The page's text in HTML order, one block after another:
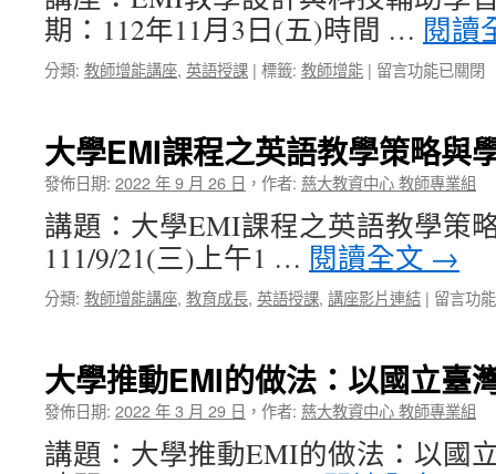
—
舉
辦
全
報
增
講
師
發
表
究
成
期：112年11月3日(五)時間 … 閱讀
分類: 教師增能講座, 英語授課 | 標籤: 教師增能 | 在
學
設
計
科
技
輔
助
學
題
系
列
活
動〉
留言功能已關閉
大學EMI課程之英語教學策略與
發佈日期: 2022 年 9 月 26 日 ， 作者: 慈大教資中心 教師專業組
講題：大學EMI課程之英語教學策
111/9/21(三)上午1 … 閱讀全文 →
分類: 教師增能講座, 教育成長, 英語授課, 講座影片連結 | 在
EMI
課
程
英
留言功
大學推動EMI的做法：以國立臺
發佈日期: 2022 年 3 月 29 日 ， 作者: 慈大教資中心 教師專業組
講題：大學推動EMI的做法：以國